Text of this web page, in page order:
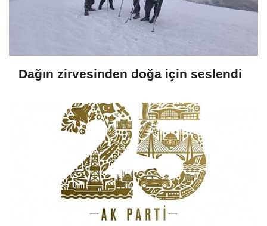
Dağın zirvesinden doğa için seslendi